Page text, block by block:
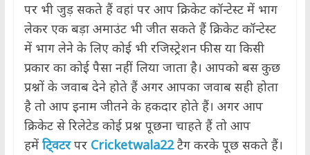
पर भी जुड़ सकते हैं वहां पर आप क्रिकेट कॉन्टेस्ट में भाग
लेकर एक बड़ा अमाउंट भी जीत सकते हैं क्रिकेट कॉन्टेस्ट
में भाग लेने के लिए कोई भी रजिस्ट्रेशन फीस या किसी
प्रकार का कोई पैसा नहीं लिया जाता है। आपको बस कुछ
प्रश्नों के जवाब देने होते हैं अगर आपका जवाब सही होता
है तो आप इनाम जीतने के हकदार होते हैं। अगर आप
क्रिकेट से रिलेटेड कोई प्रश्न पूछना चाहते हैं तो आप
हमें टि्वटरपर Cricketwala22टैग करके पूछ सकते हैं।